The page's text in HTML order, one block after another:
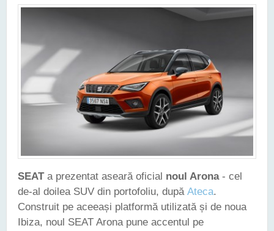
SEATa prezentat aseară oficial noul Arona- cel
de-al doilea SUV din portofoliu, după Ateca.
Construit pe aceeași platformă utilizată și de noua
Ibiza, noul SEAT Arona pune accentul pe